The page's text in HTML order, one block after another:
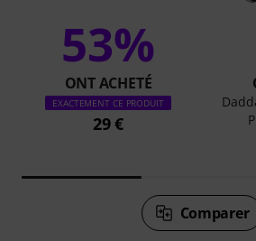
53%
ONT ACHETÉ
EXACTEMENT CE PRODUIT
29 €
Comparer